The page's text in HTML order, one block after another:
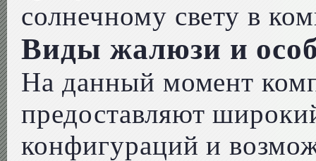
солнечному свету в
Виды жалюзи и
На данный момент
предоставляют
конфигураций и